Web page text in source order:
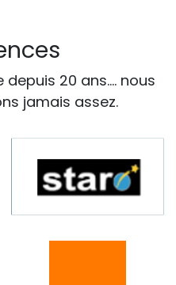
20 ans.... nous
jamais assez.